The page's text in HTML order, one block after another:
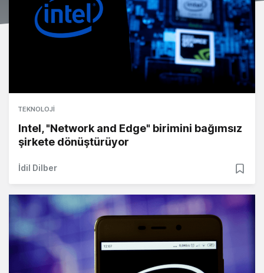
TEKNOLOJI
Intel, "Network and Edge" birimini bağımsız
şirkete dönüştürüyor
İdil Dilber